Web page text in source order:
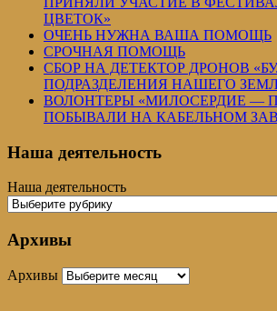
ЦВЕТОК»
ОЧЕНЬ НУЖНА ВАША ПОМОЩЬ
СРОЧНАЯ ПОМОЩЬ
СБОР НА ДЕТЕКТОР ДРОНОВ
ПОДРАЗДЕЛЕНИЯ НАШЕГО
ВОЛОНТЕРЫ «МИЛОСЕРДИЕ —
ПОБЫВАЛИ НА КАБЕЛЬНОМ
Наша деятельность
Наша деятельность
Архивы
Архивы